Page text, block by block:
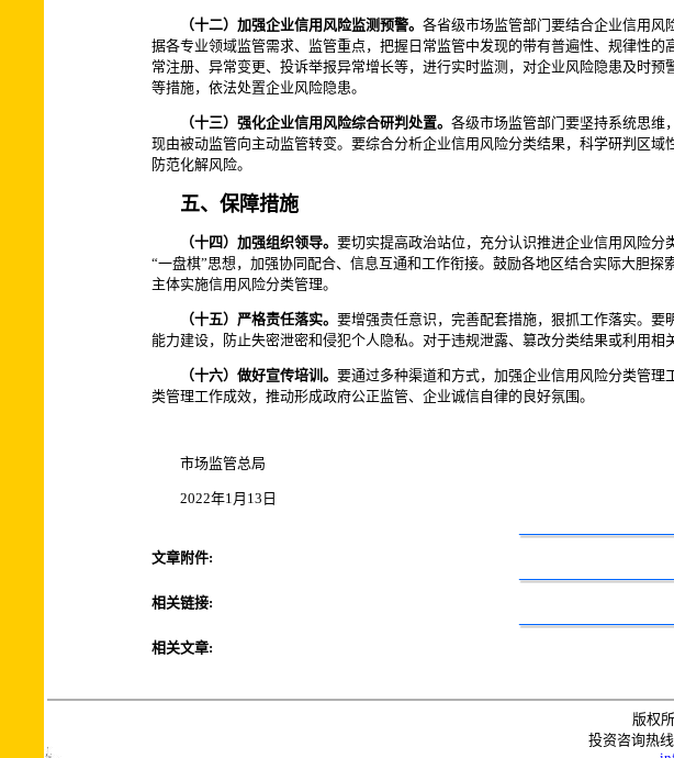
（十二）加强企业信用风险监测预警。 各省级市场监管部门要结合企业信用风
据各专业领域监管需求、监管重点，把握日常监管中发现的带有普遍性、规律性
常注册、异常变更、投诉举报异常增长等，进行实时监测，对企业风险隐患及时
等措施，依法处置企业风险隐患。
（十三）强化企业信用风险综合研判处置。 各级市场监管部门要坚持系统思维
现由被动监管向主动监管转变。要综合分析企业信用风险分类结果，科学研判区
防范化解风险。
五、保障措施
（十四）加强组织领导。 要切实提高政治站位，充分认识推进企业信用风险
“一盘棋”思想，加强协同配合、信息互通和工作衔接。鼓励各地区结合实际大胆
主体实施信用风险分类管理。
（十五）严格责任落实。 要增强责任意识，完善配套措施，狠抓工作落实。
能力建设，防止失密泄密和侵犯个人隐私。对于违规泄露、篡改分类结果或利用相
（十六）做好宣传培训。 要通过多种渠道和方式，加强企业信用风险分类管
类管理工作成效，推动形成政府公正监管、企业诚信自律的良好氛围。
市场监管总局
2022年1月13日
文章附件:
相关链接:
相关文章:
版权
投资咨询热